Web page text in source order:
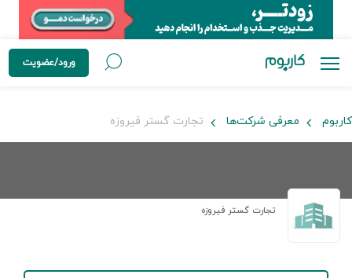
ورود/عضویت
کاربوم معرفی شرکت‌ها تجارت گستر فیروزه
تجارت گستر فیروزه